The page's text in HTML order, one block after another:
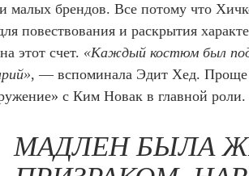
малых брендов. Все потому что
повествования и раскрытия
этот счет. «Каждый костюм был
, — вспоминала Эдит Хед. Проще
с Ким Новак в главной
МАДЛЕН БЫЛА